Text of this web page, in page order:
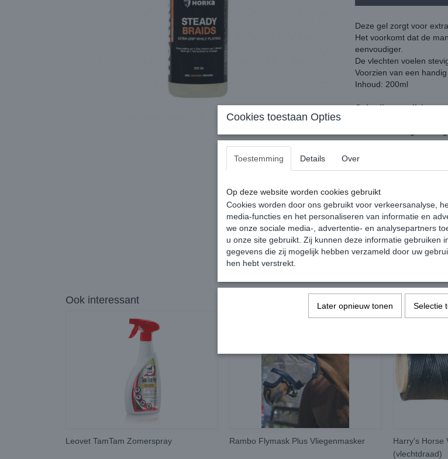
Deze gel zorgt voor
Het voorkomt dat de
eenvoudiger.
De vlechten voelen
Voorzien van een
Inhoud: 200ml
Gebruiksaanwijzing:
Verdeel de gel
Reacties
Ook interessant
Leovet TamTam Zomerspray Rambo Flymask Plus Vliegenmasker
Harry's Horse
(vlechtdraad)
Cookies toestaan Opties
Toestemming Details Over
Op deze website worden cookies gebruikt
Cookies worden door ons gebruikt voor verkeersanalyse,
media-functies en het personaliseren van informatie en
we onze sociale media-, advertentie- en analysepartners
u onze site gebruikt. Zij kunnen deze informatie gebruiken
gegevens die zij mogelijk hebben verzameld door uw
hen hebt verstrekt.
Later opnieuw tonen Selectie